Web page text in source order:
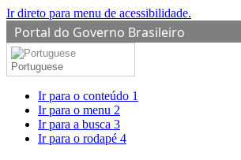
Ir direto para menu de acessibilidade.
Portal do Governo Brasileiro
Portuguese
Ir para o conteúdo 1
Ir para o menu 2
Ir para a busca 3
Ir para o rodapé 4